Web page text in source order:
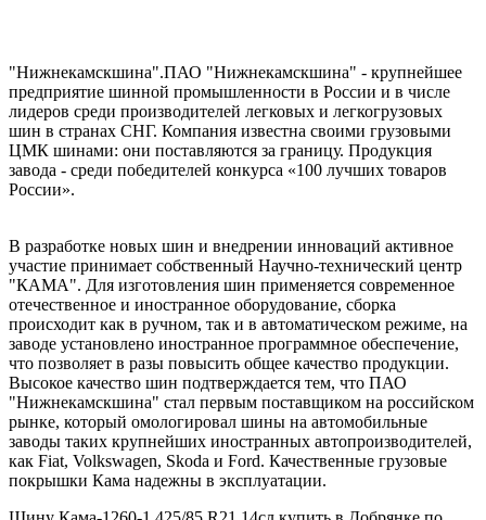
"Нижнекамскшина".ПАО "Нижнекамскшина" - крупнейшее
предприятие шинной промышленности в России и в числе
лидеров среди производителей легковых и легкогрузовых
шин в странах СНГ. Компания известна своими грузовыми
ЦМК шинами: они поставляются за границу. Продукция
завода - среди победителей конкурса «100 лучших товаров
России».
В разработке новых шин и внедрении инноваций активное
участие принимает собственный Научно-технический центр
"КАМА". Для изготовления шин применяется современное
отечественное и иностранное оборудование, сборка
происходит как в ручном, так и в автоматическом режиме, на
заводе установлено иностранное программное обеспечение,
что позволяет в разы повысить общее качество продукции.
Высокое качество шин подтверждается тем, что ПАО
"Нижнекамскшина" стал первым поставщиком на российском
рынке, который омологировал шины на автомобильные
заводы таких крупнейших иностранных автопроизводителей,
как Fiat, Volkswagen, Skoda и Ford. Качественные грузовые
покрышки Кама надежны в эксплуатации.